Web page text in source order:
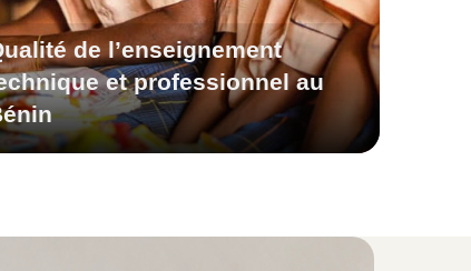
de l’enseignement
et professionnel au